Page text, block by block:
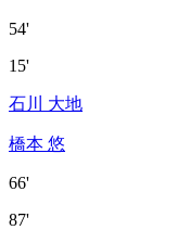
54'
15'
石川 大地
橋本 悠
66'
87'